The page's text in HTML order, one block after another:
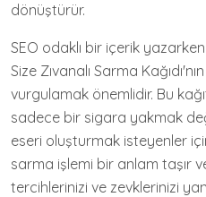
dönüştürür.
SEO odaklı bir içerik
Size Zıvanalı Sarma
vurgulamak önemlidir. Bu
sadece bir sigara yakmak
eseri oluşturmak isteyenler
sarma işlemi bir anlam taşır
tercihlerinizi ve zevklerinizi